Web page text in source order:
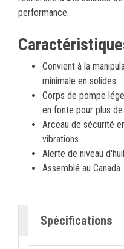
performance.
Convient à la
minimale en solides
Corps de pompe
en fonte pour plus
Arceau de sécurité
vibrations
Alerte de niveau
Assemblé au Canada
Spécifications